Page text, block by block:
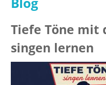
Tiefe Töne mit
singen lernen